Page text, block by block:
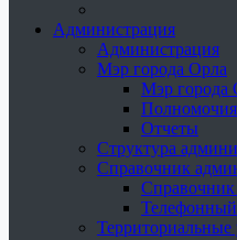
Администрация
Администрация
Мэр города Орла
Мэр города
Полномочия
Отчеты
Структура
Справочник
Территориальные